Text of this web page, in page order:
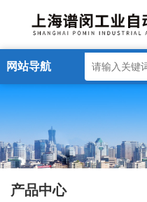
网站导航
产品中心